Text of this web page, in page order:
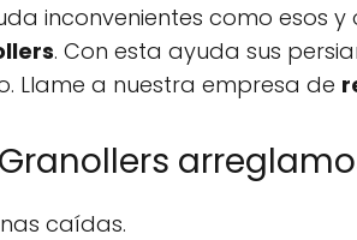
inconvenientes como esos y
. Con esta ayuda sus
Llame a nuestra empresa de
caídas.